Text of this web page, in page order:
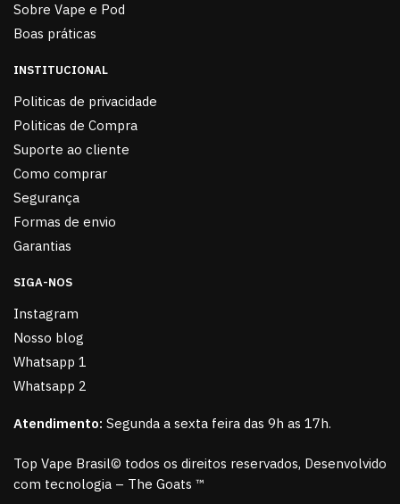
Sobre Vape e Pod
Boas práticas
INSTITUCIONAL
Politicas de privacidade
Politicas de Compra
Suporte ao cliente
Como comprar
Segurança
Formas de envio
Garantias
SIGA-NOS
Instagram
Nosso blog
Whatsapp 1
Whatsapp 2
Atendimento: Segunda a sexta feira das 9h as 17h.
Top Vape Brasil© todos os direitos reservados, Desenvolvido
com tecnologia – The Goats ™